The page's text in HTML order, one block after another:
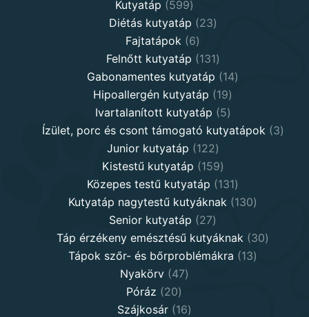
Kutyatáp 599599
products
Diétás kutyatáp 2323
Fajtatápok 66
products
Felnőtt kutyatáp 131131
products
Gabonamentes kutyatáp 1414
Hipoallergén kutyatáp 1919
products
Ivartalanított kutyatáp 55
products
Ízület, porc és csont támogató kutyatápok 33
Junior kutyatáp 122122
products
Kistestű kutyatáp 159159
products
Közepes testű kutyatáp 131131
products
Kutyatáp nagytestű kutyáknak 130130
Senior kutyatáp 2727
products
Táp érzékeny emésztésű kutyáknak 3030
Tápok szőr- és bőrproblémákra 1313
Nyakörv 4747
Póráz 2020
products
Szájkosár 1616